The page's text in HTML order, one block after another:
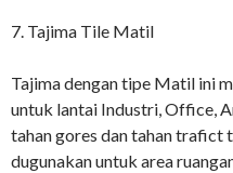
7. Tajima Tile Matil
Tajima dengan tipe Matil ini
untuk lantai Industri, Office,
tahan gores dan tahan trafict
dugunakan untuk area